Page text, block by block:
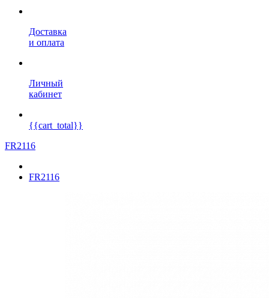
Доставка
и оплата
Личный
кабинет
{{cart_total}}
FR2116
FR2116